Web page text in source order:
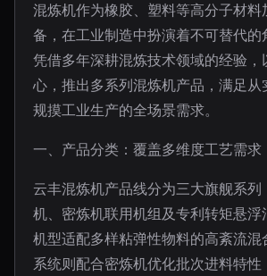
混炼机作为橡胶、塑料等高分子材料
备，在工业制造中扮演着不可替代的
凭借多年深耕混炼技术领域的经验，
心，推出多系列混炼机产品，满足从
规摸工业生产的全场景需求。
一、产品分类：覆盖多维度工艺需求
云丰混炼机产品线分为三大旗舰系列
机、密炼机联用机组及专利转矩悬浮
机型适配多样粘弹性物料的高紊流混
系统则配合密炼机优化批次进料特性